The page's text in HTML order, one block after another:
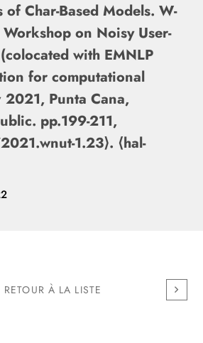
of Char-Based Models. W-
on Noisy User-
with EMNLP
for computational
Punta Cana,
pp.199-211,
1.23⟩. ⟨hal-
RETOUR À LA LISTE